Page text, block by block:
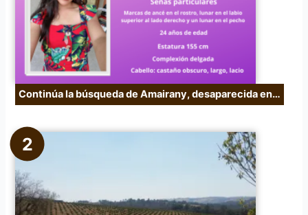
Continúa la búsqueda de Amairany, desaparecida en…